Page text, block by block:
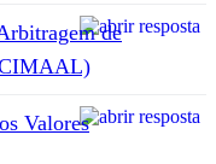
de
Valores